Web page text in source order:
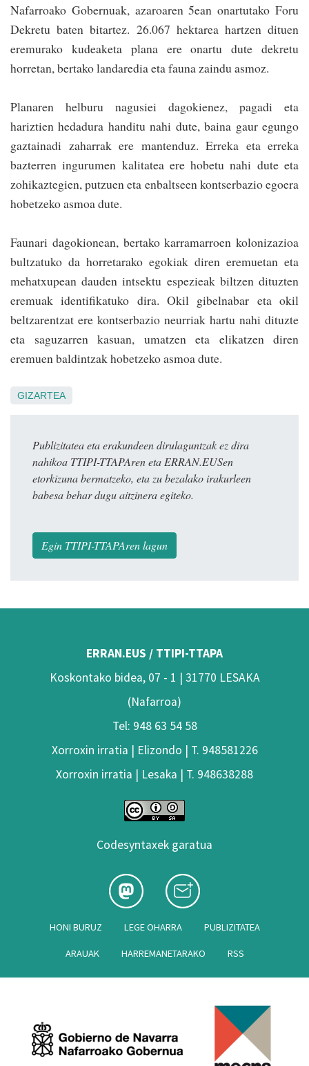
Nafarroako Gobernuak, azaroaren 5ean onartutako Foru
Dekretu baten bitartez. 26.067 hektarea har­tzen dituen
eremurako kudeaketa plana ere onartu dute dekretu
horretan, bertako landaredia eta fauna zaindu asmoz.
Planaren helburu nagusiei dagokienez, pagadi eta
hariztien hedadura handitu nahi dute, baina gaur egungo
gaztainadi zaharrak ere mantenduz. Erreka eta erreka
bazterren ingurumen kalitatea ere hobetu nahi dute eta
zohikaztegien, pu­tzuen eta enbaltseen kontserbazio egoera
hobetzeko asmoa dute.
Faunari dagokionean, bertako karramarroen kolonizazioa
bultzatuko da ho­rretarako egokiak diren eremuetan eta
mehatxupean dauden intsektu espezieak biltzen dituzten
eremuak identifikatuko dira. Okil gibelnabar eta okil
beltzaren­tzat ere kontserbazio neurriak hartu nahi dituzte
eta saguzarren kasuan, uma­tzen eta elikatzen diren
eremuen baldin­tzak hobetzeko asmoa dute.
GIZARTEA
Publizitatea eta erakundeen dirulaguntzak ez dira
nahikoa TTIPI-TTAPAren eta ERRAN.EUSen
etorkizuna bermatzeko, eta zu bezalako irakurleen
babesa behar dugu aitzinera egiteko.
Egin TTIPI-TTAPAren lagun
ERRAN.EUS / TTIPI-TTAPA
Koskontako bidea, 07 - 1 | 31770 LESAKA
(Nafarroa)
Tel: 948 63 54 58
Xorroxin irratia | Elizondo | T. 948581226
Xorroxin irratia | Lesaka | T. 948638288
Codesyntaxek garatua
HONI BURUZ LEGE OHARRA PUBLIZITATEA
ARAUAK HARREMANETARAKO RSS